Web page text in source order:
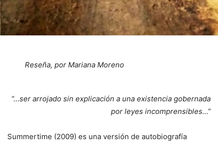
Reseña, por Mariana Moreno
“…ser arrojado sin explicación a una existencia gobernada
por leyes incomprensibles…”
Summertime (2009) es una versión de autobiografía